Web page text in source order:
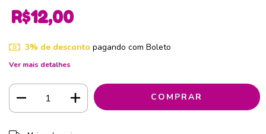
R$12,00
3% de desconto pagando com Boleto
Ver mais detalhes